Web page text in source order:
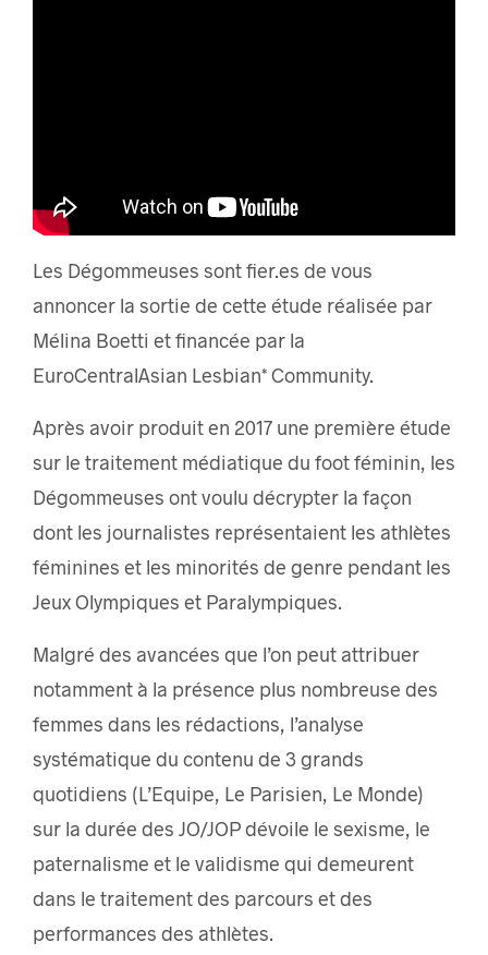
Les Dégommeuses sont fier.es de vous
annoncer la sortie de cette étude réalisée par
Mélina Boetti et financée par la
EuroCentralAsian Lesbian* Community.
Après avoir produit en 2017 une première étude
sur le traitement médiatique du foot féminin, les
Dégommeuses ont voulu décrypter la façon
dont les journalistes représentaient les athlètes
féminines et les minorités de genre pendant les
Jeux Olympiques et Paralympiques.
Malgré des avancées que l’on peut attribuer
notamment à la présence plus nombreuse des
femmes dans les rédactions, l’analyse
systématique du contenu de 3 grands
quotidiens (L’Equipe, Le Parisien, Le Monde)
sur la durée des JO/JOP dévoile le sexisme, le
paternalisme et le validisme qui demeurent
dans le traitement des parcours et des
performances des athlètes.